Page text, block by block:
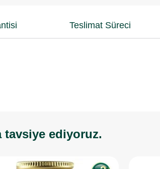
Teslimat Süreci
tavsiye ediyoruz.